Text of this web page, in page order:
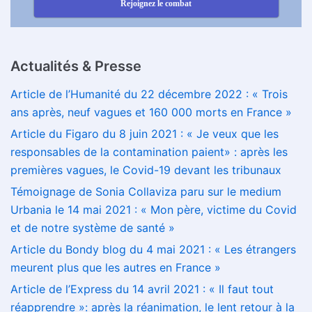
Rejoignez le combat
Actualités & Presse
Article de l’Humanité du 22 décembre 2022 : « Trois
ans après, neuf vagues et 160 000 morts en France »
Article du Figaro du 8 juin 2021 : « Je veux que les
responsables de la contamination paient» : après les
premières vagues, le Covid-19 devant les tribunaux
Témoignage de Sonia Collaviza paru sur le medium
Urbania le 14 mai 2021 : « Mon père, victime du Covid
et de notre système de santé »
Article du Bondy blog du 4 mai 2021 : « Les étrangers
meurent plus que les autres en France »
Article de l’Express du 14 avril 2021 : « Il faut tout
réapprendre »: après la réanimation, le lent retour à la